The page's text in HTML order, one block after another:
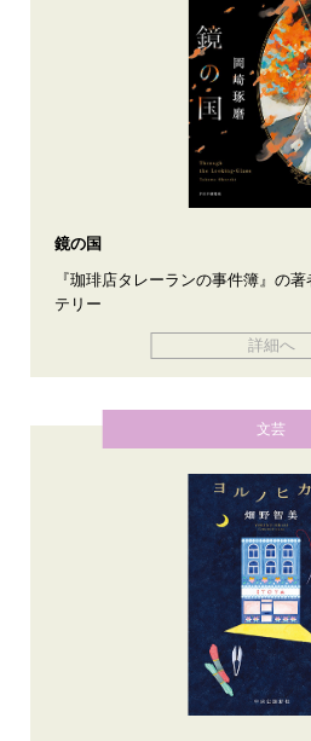
鏡の国
『珈琲店タレーランの事件簿』の
テリー
詳細へ
文芸